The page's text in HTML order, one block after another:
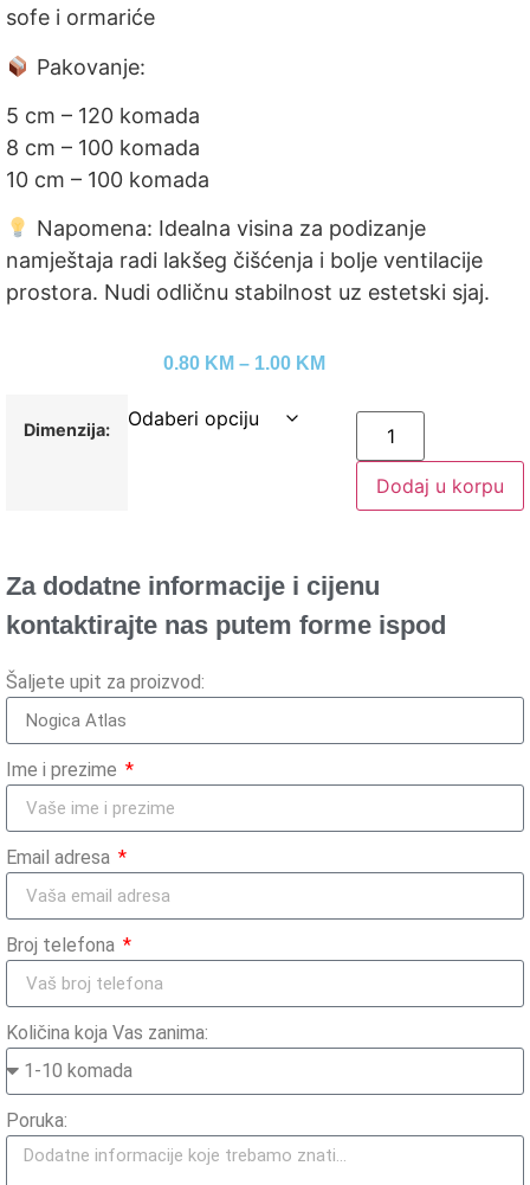
sofe i ormariće
Pakovanje:
5 cm – 120 komada
8 cm – 100 komada
10 cm – 100 komada
Napomena: Idealna visina za podizanje
namještaja radi lakšeg čišćenja i bolje ventilacije
prostora. Nudi odličnu stabilnost uz estetski sjaj.
0.80 KM – 1.00 KM
Dimenzija:
Dodaj u korpu
Za dodatne informacije i cijenu
kontaktirajte nas putem forme ispod
Šaljete upit za proizvod:
Ime i prezime
Email adresa
Broj telefona
Količina koja Vas zanima:
Poruka: